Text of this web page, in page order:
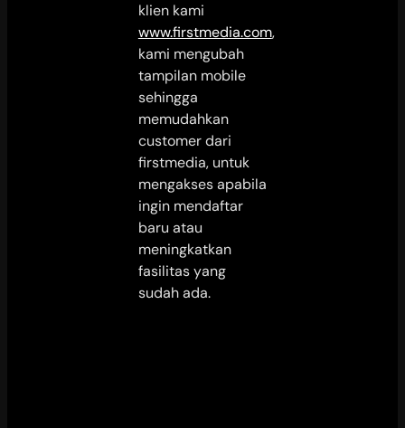
klien kami
www.firstmedia.com,
kami mengubah
tampilan mobile
sehingga
memudahkan
customer dari
firstmedia, untuk
mengakses apabila
ingin mendaftar
baru atau
meningkatkan
fasilitas yang
sudah ada.